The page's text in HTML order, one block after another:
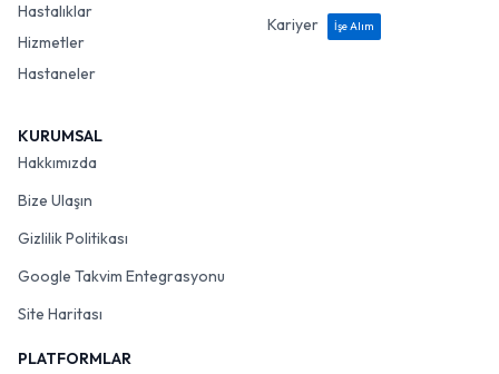
Hastalıklar
Hizmetler
Hastaneler
Kariyer
İşe Alım
KURUMSAL
Hakkımızda
Bize Ulaşın
Gizlilik Politikası
Google Takvim Entegrasyonu
Site Haritası
PLATFORMLAR